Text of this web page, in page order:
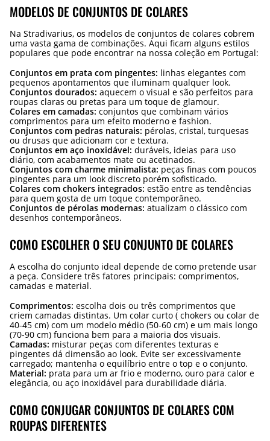
MODELOS DE CONJUNTOS DE COLARES
Na Stradivarius, os modelos de conjuntos de colares cobrem
uma vasta gama de combinações. Aqui ficam alguns estilos
populares que pode encontrar na nossa coleção em Portugal:
Conjuntos em prata com pingentes: linhas elegantes com
pequenos apontamentos que iluminam qualquer look.
Conjuntos dourados: aquecem o visual e são perfeitos para
roupas claras ou pretas para um toque de glamour.
Colares em camadas: conjuntos que combinam vários
comprimentos para um efeito moderno e fashion.
Conjuntos com pedras naturais: pérolas, cristal, turquesas
ou drusas que adicionam cor e textura.
Conjuntos em aço inoxidável: duráveis, ideias para uso
diário, com acabamentos mate ou acetinados.
Conjuntos com charme minimalista: peças finas com poucos
pingentes para um look discreto porém sofisticado.
Colares com chokers integrados: estão entre as tendências
para quem gosta de um toque contemporâneo.
Conjuntos de pérolas modernas: atualizam o clássico com
desenhos contemporâneos.
COMO ESCOLHER O SEU CONJUNTO DE COLARES
A escolha do conjunto ideal depende de como pretende usar
a peça. Considere três fatores principais: comprimentos,
camadas e material.
Comprimentos: escolha dois ou três comprimentos que
criem camadas distintas. Um colar curto ( chokers ou colar de
40-45 cm) com um modelo médio (50-60 cm) e um mais longo
(70-90 cm) funciona bem para a maioria dos visuais.
Camadas: misturar peças com diferentes texturas e
pingentes dá dimensão ao look. Evite ser excessivamente
carregado; mantenha o equilíbrio entre o top e o conjunto.
Material: prata para um ar frio e moderno, ouro para calor e
elegância, ou aço inoxidável para durabilidade diária.
COMO CONJUGAR CONJUNTOS DE COLARES COM
ROUPAS DIFERENTES